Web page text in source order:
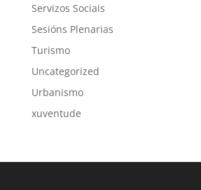
Servizos Sociais
Sesións Plenarias
Turismo
Uncategorized
Urbanismo
xuventude